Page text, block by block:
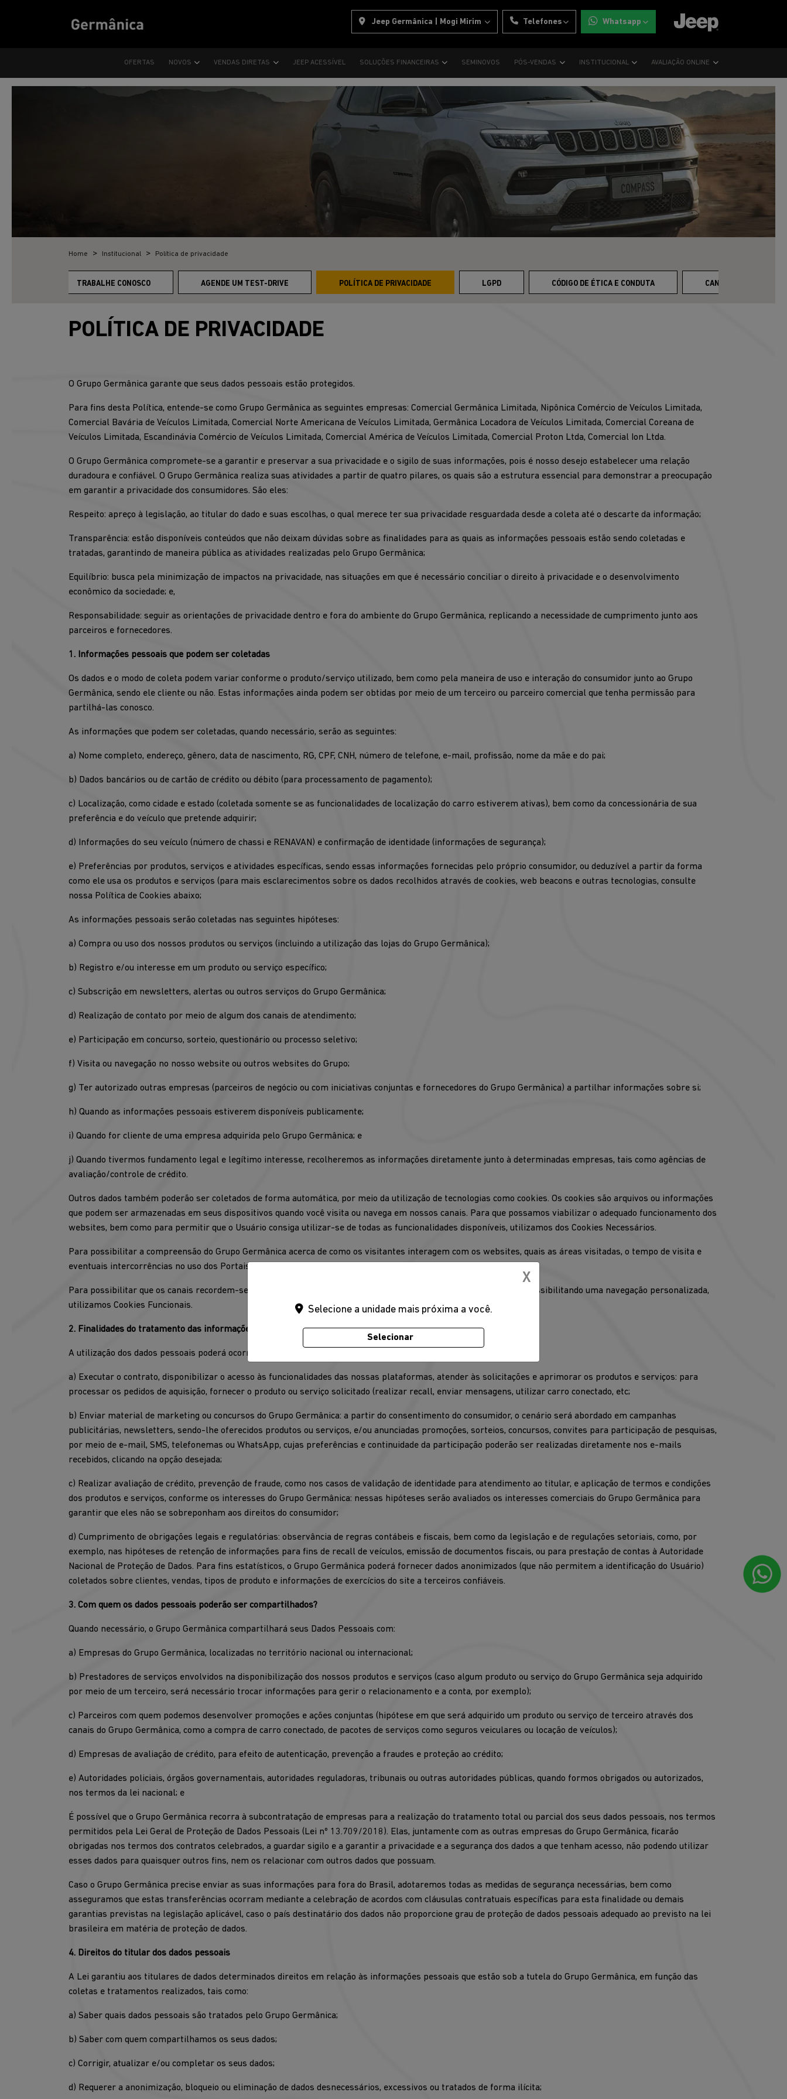
Jeep Germânica | Mogi Mirim Telefones Whatsapp
OFERTAS NOVOS VENDAS DIRETAS JEEP ACESSÍVEL SOLUÇÕES FINANCEIRAS SEMINOVOS PÓS-VENDAS INSTITUCIONAL AVALIAÇÃO ONLINE
Home Institucional Política de privacidade
TRABALHE CONOSCO AGENDE UM TEST-DRIVE POLÍTICA DE PRIVACIDADE LGPD CÓDIGO DE ÉTICA E CONDUTA CANAL DE DENÚNCIAS
POLÍTICA DE PRIVACIDADE
O Grupo Germânica garante que seus dados pessoais estão protegidos.
Para fins desta Política, entende-se como Grupo Germânica as seguintes empresas: Comercial Germânica Limitada, Nipônica Comércio de Veículos Limitada,
Comercial Bavária de Veículos Limitada, Comercial Norte Americana de Veículos Limitada, Germânica Locadora de Veículos Limitada, Comercial Coreana de
Veículos Limitada, Escandinávia Comércio de Veículos Limitada, Comercial América de Veículos Limitada, Comercial Proton Ltda, Comercial Ion Ltda.
O Grupo Germânica compromete-se a garantir e preservar a sua privacidade e o sigilo de suas informações, pois é nosso desejo estabelecer uma relação
duradoura e confiável. O Grupo Germânica realiza suas atividades a partir de quatro pilares, os quais são a estrutura essencial para demonstrar a preocupação
em garantir a privacidade dos consumidores. São eles:
Respeito: apreço à legislação, ao titular do dado e suas escolhas, o qual merece ter sua privacidade resguardada desde a coleta até o descarte da informação;
Transparência: estão disponíveis conteúdos que não deixam dúvidas sobre as finalidades para as quais as informações pessoais estão sendo coletadas e
tratadas, garantindo de maneira pública as atividades realizadas pelo Grupo Germânica;
Equilíbrio: busca pela minimização de impactos na privacidade, nas situações em que é necessário conciliar o direito à privacidade e o desenvolvimento
econômico da sociedade; e,
Responsabilidade: seguir as orientações de privacidade dentro e fora do ambiente do Grupo Germânica, replicando a necessidade de cumprimento junto aos
parceiros e fornecedores.
1. Informações pessoais que podem ser coletadas
Os dados e o modo de coleta podem variar conforme o produto/serviço utilizado, bem como pela maneira de uso e interação do consumidor junto ao Grupo
Germânica, sendo ele cliente ou não. Estas informações ainda podem ser obtidas por meio de um terceiro ou parceiro comercial que tenha permissão para
partilhá-las conosco.
As informações que podem ser coletadas, quando necessário, serão as seguintes:
a) Nome completo, endereço, gênero, data de nascimento, RG, CPF, CNH, número de telefone, e-mail, profissão, nome da mãe e do pai;
b) Dados bancários ou de cartão de crédito ou débito (para processamento de pagamento);
c) Localização, como cidade e estado (coletada somente se as funcionalidades de localização do carro estiverem ativas), bem como da concessionária de sua
preferência e do veículo que pretende adquirir;
d) Informações do seu veículo (número de chassi e RENAVAN) e confirmação de identidade (informações de segurança);
e) Preferências por produtos, serviços e atividades específicas, sendo essas informações fornecidas pelo próprio consumidor, ou deduzível a partir da forma
como ele usa os produtos e serviços (para mais esclarecimentos sobre os dados recolhidos através de cookies, web beacons e outras tecnologias, consulte
nossa Política de Cookies abaixo;
As informações pessoais serão coletadas nas seguintes hipóteses:
a) Compra ou uso dos nossos produtos ou serviços (incluindo a utilização das lojas do Grupo Germânica);
b) Registro e/ou interesse em um produto ou serviço específico;
c) Subscrição em newsletters, alertas ou outros serviços do Grupo Germânica;
d) Realização de contato por meio de algum dos canais de atendimento;
e) Participação em concurso, sorteio, questionário ou processo seletivo;
f) Visita ou navegação no nosso website ou outros websites do Grupo;
g) Ter autorizado outras empresas (parceiros de negócio ou com iniciativas conjuntas e fornecedores do Grupo Germânica) a partilhar informações sobre si;
h) Quando as informações pessoais estiverem disponíveis publicamente;
i) Quando for cliente de uma empresa adquirida pelo Grupo Germânica; e
j) Quando tivermos fundamento legal e legítimo interesse, recolheremos as informações diretamente junto à determinadas empresas, tais como agências de
avaliação/controle de crédito.
Outros dados também poderão ser coletados de forma automática, por meio da utilização de tecnologias como cookies. Os cookies são arquivos ou informações
que podem ser armazenadas em seus dispositivos quando você visita ou navega em nossos canais. Para que possamos viabilizar o adequado funcionamento dos
websites, bem como para permitir que o Usuário consiga utilizar-se de todas as funcionalidades disponíveis, utilizamos dos Cookies Necessários.
Para possibilitar a compreensão do Grupo Germânica acerca de como os visitantes interagem com os websites, quais as áreas visitadas, o tempo de visita e
eventuais intercorrências no uso dos Portais, utilizamos dos Cookies de Desempenho.
Para possibilitar que os canais recordem-se das escolhas anteriores do Usuário, tais como idioma de navegação, possibilitando uma navegação personalizada,
utilizamos Cookies Funcionais.
2. Finalidades do tratamento das informações pessoais
A utilização dos dados pessoais poderá ocorrer para atender às seguintes finalidades:
a) Executar o contrato, disponibilizar o acesso às funcionalidades das nossas plataformas, atender às solicitações e aprimorar os produtos e serviços: para
processar os pedidos de aquisição, fornecer o produto ou serviço solicitado (realizar recall, enviar mensagens, utilizar carro conectado, etc;
b) Enviar material de marketing ou concursos do Grupo Germânica: a partir do consentimento do consumidor, o cenário será abordado em campanhas
publicitárias, newsletters, sendo-lhe oferecidos produtos ou serviços, e/ou anunciadas promoções, sorteios, concursos, convites para participação de pesquisas,
por meio de e-mail, SMS, telefonemas ou WhatsApp, cujas preferências e continuidade da participação poderão ser realizadas diretamente nos e-mails
recebidos, clicando na opção desejada;
c) Realizar avaliação de crédito, prevenção de fraude, como nos casos de validação de identidade para atendimento ao titular, e aplicação de termos e condições
dos produtos e serviços, conforme os interesses do Grupo Germânica: nessas hipóteses serão avaliados os interesses comerciais do Grupo Germânica para
garantir que eles não se sobreponham aos direitos do consumidor;
d) Cumprimento de obrigações legais e regulatórias: observância de regras contábeis e fiscais, bem como da legislação e de regulações setoriais, como, por
exemplo, nas hipóteses de retenção de informações para fins de recall de veículos, emissão de documentos fiscais, ou para prestação de contas à Autoridade
Nacional de Proteção de Dados. Para fins estatísticos, o Grupo Germânica poderá fornecer dados anonimizados (que não permitem a identificação do Usuário)
coletados sobre clientes, vendas, tipos de produto e informações de exercícios do site a terceiros confiáveis.
3. Com quem os dados pessoais poderão ser compartilhados?
Quando necessário, o Grupo Germânica compartilhará seus Dados Pessoais com:
a) Empresas do Grupo Germânica, localizadas no território nacional ou internacional;
b) Prestadores de serviços envolvidos na disponibilização dos nossos produtos e serviços (caso algum produto ou serviço do Grupo Germânica seja adquirido
por meio de um terceiro, será necessário trocar informações para gerir o relacionamento e a conta, por exemplo);
c) Parceiros com quem podemos desenvolver promoções e ações conjuntas (hipótese em que será adquirido um produto ou serviço de terceiro através dos
canais do Grupo Germânica, como a compra de carro conectado, de pacotes de serviços como seguros veiculares ou locação de veículos);
d) Empresas de avaliação de crédito, para efeito de autenticação, prevenção a fraudes e proteção ao crédito;
e) Autoridades policiais, órgãos governamentais, autoridades reguladoras, tribunais ou outras autoridades públicas, quando formos obrigados ou autorizados,
nos termos da lei nacional; e
É possível que o Grupo Germânica recorra à subcontratação de empresas para a realização do tratamento total ou parcial dos seus dados pessoais, nos termos
permitidos pela Lei Geral de Proteção de Dados Pessoais (Lei nº 13.709/2018). Elas, juntamente com as outras empresas do Grupo Germânica, ficarão
obrigadas nos termos dos contratos celebrados, a guardar sigilo e a garantir a privacidade e a segurança dos dados a que tenham acesso, não podendo utilizar
esses dados para quaisquer outros fins, nem os relacionar com outros dados que possuam.
Caso o Grupo Germânica precise enviar as suas informações para fora do Brasil, adotaremos todas as medidas de segurança necessárias, bem como
asseguramos que estas transferências ocorram mediante a celebração de acordos com cláusulas contratuais específicas para esta finalidade ou demais
garantias previstas na legislação aplicável, caso o país destinatário dos dados não proporcione grau de proteção de dados pessoais adequado ao previsto na lei
brasileira em matéria de proteção de dados.
4. Direitos do titular dos dados pessoais
A Lei garantiu aos titulares de dados determinados direitos em relação às informações pessoais que estão sob a tutela do Grupo Germânica, em função das
coletas e tratamentos realizados, tais como:
a) Saber quais dados pessoais são tratados pelo Grupo Germânica;
b) Saber com quem compartilhamos os seus dados;
c) Corrigir, atualizar e/ou completar os seus dados;
d) Requerer a anonimização, bloqueio ou eliminação de dados desnecessários, excessivos ou tratados de forma ilícita;
X
Selecione a unidade mais próxima a você.
Selecionar